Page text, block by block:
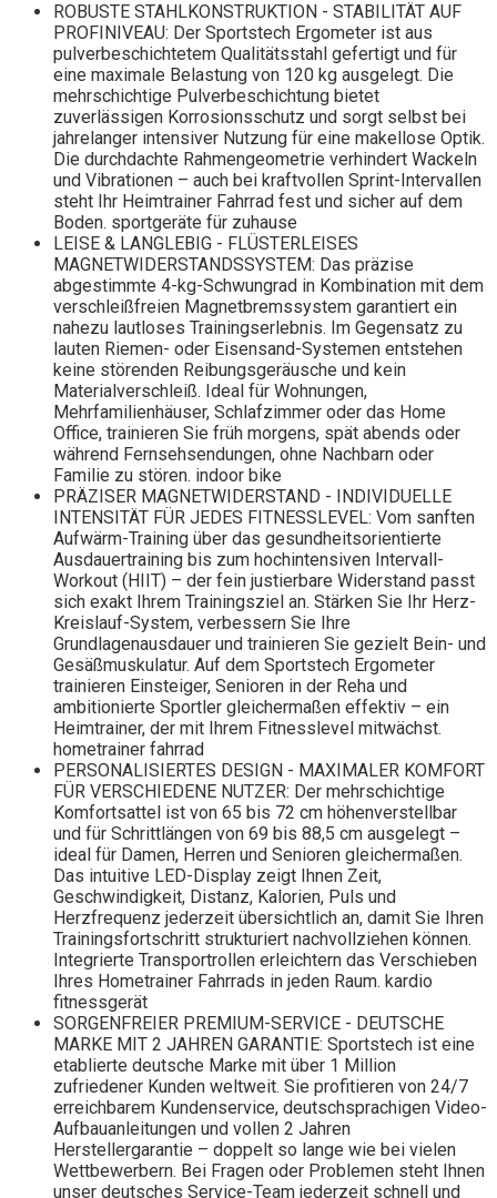
ROBUSTE STAHLKONSTRUKTION - STABILITÄT AUF
PROFINIVEAU: Der Sportstech Ergometer ist aus
pulverbeschichtetem Qualitätsstahl gefertigt und für
eine maximale Belastung von 120 kg ausgelegt. Die
mehrschichtige Pulverbeschichtung bietet
zuverlässigen Korrosionsschutz und sorgt selbst bei
jahrelanger intensiver Nutzung für eine makellose Optik.
Die durchdachte Rahmengeometrie verhindert Wackeln
und Vibrationen – auch bei kraftvollen Sprint-Intervallen
steht Ihr Heimtrainer Fahrrad fest und sicher auf dem
Boden. sportgeräte für zuhause
LEISE & LANGLEBIG - FLÜSTERLEISES
MAGNETWIDERSTANDSSYSTEM: Das präzise
abgestimmte 4-kg-Schwungrad in Kombination mit dem
verschleißfreien Magnetbremssystem garantiert ein
nahezu lautloses Trainingserlebnis. Im Gegensatz zu
lauten Riemen- oder Eisensand-Systemen entstehen
keine störenden Reibungsgeräusche und kein
Materialverschleiß. Ideal für Wohnungen,
Mehrfamilienhäuser, Schlafzimmer oder das Home
Office, trainieren Sie früh morgens, spät abends oder
während Fernsehsendungen, ohne Nachbarn oder
Familie zu stören. indoor bike
PRÄZISER MAGNETWIDERSTAND - INDIVIDUELLE
INTENSITÄT FÜR JEDES FITNESSLEVEL: Vom sanften
Aufwärm-Training über das gesundheitsorientierte
Ausdauertraining bis zum hochintensiven Intervall-
Workout (HIIT) – der fein justierbare Widerstand passt
sich exakt Ihrem Trainingsziel an. Stärken Sie Ihr Herz-
Kreislauf-System, verbessern Sie Ihre
Grundlagenausdauer und trainieren Sie gezielt Bein- und
Gesäßmuskulatur. Auf dem Sportstech Ergometer
trainieren Einsteiger, Senioren in der Reha und
ambitionierte Sportler gleichermaßen effektiv – ein
Heimtrainer, der mit Ihrem Fitnesslevel mitwächst.
hometrainer fahrrad
PERSONALISIERTES DESIGN - MAXIMALER KOMFORT
FÜR VERSCHIEDENE NUTZER: Der mehrschichtige
Komfortsattel ist von 65 bis 72 cm höhenverstellbar
und für Schrittlängen von 69 bis 88,5 cm ausgelegt –
ideal für Damen, Herren und Senioren gleichermaßen.
Das intuitive LED-Display zeigt Ihnen Zeit,
Geschwindigkeit, Distanz, Kalorien, Puls und
Herzfrequenz jederzeit übersichtlich an, damit Sie Ihren
Trainingsfortschritt strukturiert nachvollziehen können.
Integrierte Transportrollen erleichtern das Verschieben
Ihres Hometrainer Fahrrads in jeden Raum. kardio
fitnessgerät
SORGENFREIER PREMIUM-SERVICE - DEUTSCHE
MARKE MIT 2 JAHREN GARANTIE: Sportstech ist eine
etablierte deutsche Marke mit über 1 Million
zufriedener Kunden weltweit. Sie profitieren von 24/7
erreichbarem Kundenservice, deutschsprachigen Video-
Aufbauanleitungen und vollen 2 Jahren
Herstellergarantie – doppelt so lange wie bei vielen
Wettbewerbern. Bei Fragen oder Problemen steht Ihnen
unser deutsches Service-Team jederzeit schnell und